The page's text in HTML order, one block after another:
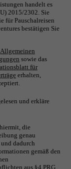
handelt es
2015/2302. Sie
für Pauschalreisen
bestätigen Sie
Allgemeinen
sowie das
für
erhalten,
und erkläre
die
genau
dadurch
gemäß den
aus §4 PRG